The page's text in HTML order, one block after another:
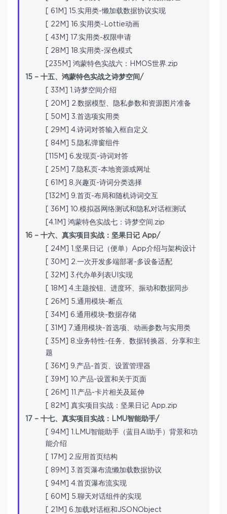
[ 61M] 15.实用类-懒加载数据协议实现
[ 22M] 16.实用类-Lottie动画
[ 43M] 17.实用类-权限申请
[ 28M] 18.实用类-深色模式
[235M] 鸿蒙特色实战六：HMOS世界.zip
15 – 十五、鸿蒙特色实战之诗梦空间/
[ 33M] 1.诗梦空间介绍
[ 20M] 2.数据模型、隐私参数和资源图片准备
[ 50M] 3.首选项实用类
[ 29M] 4.诗词对答输入框自定义
[ 84M] 5.隐私弹窗组件
[115M] 6.发现页-诗词对答
[ 25M] 7.隐私页-本地资源或网址
[ 61M] 8.兴趣页-诗词分类选择
[132M] 9.首页-布局和随机诗词交互
[ 36M] 10.模拟器网络测试和隐私对话框测试
[4.1M] 鸿蒙特色实战七：诗梦空间.zip
16 – 十六、真实项目实战：坚果日记 App/
[ 24M] 1.坚果日记（便单）App介绍与架构设计
[ 30M] 2.一次开发多端部署-多设备适配
[ 32M] 3.代办单列表UI实现
[ 18M] 4.主题按钮、进度环、振动和数据同步
[ 26M] 5.通用模块-断点
[ 34M] 6.通用模块-数据存储
[ 31M] 7.通用模块-首选项、动画参数与实用类
[ 35M] 8.业务特性-任务、数据转换器、分享和主
题
[ 36M] 9.产品-首页、设置管理器
[ 39M] 10.产品-设置和关于页面
[ 26M] 11.产品-卡片相关及延伸
[ 82M] 真实项目实战：坚果日记 App.zip
17 – 十七、真实项目实战：LMU智能助手/
[ 94M] 1.LMU智能助手（蓝目AI助手）背景和功
能介绍
[ 17M] 2.应用首页结构
[ 89M] 3.首页瀑布流懒加载数据协议
[ 94M] 4.首页瀑布流实现
[ 60M] 5.聊天对话组件的实现
[ 21M] 6.加载对话框和JSONObject